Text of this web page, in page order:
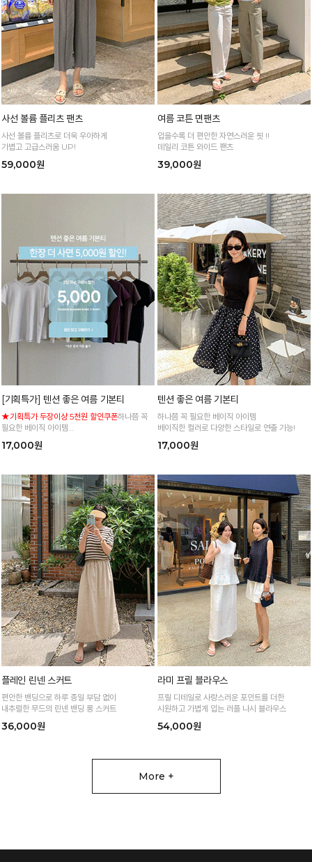
사선 볼륨 플리츠 팬츠
사선 볼륨 플리츠로 더욱 우아하게
가볍고 고급스러움 UP!
59,000원
여름 코튼 면팬츠
입을수록 더 편안한 자연스러운 핏 !!
데일리 코튼 와이드 팬츠
39,000원
[기획특가] 텐션 좋은 여름 기본티
★기획특가 두장이상 5천원 할인쿠폰하나쯤 꼭
필요한 베이직 아이템
베이직한 컬러로 다양한 스타일로 연출 가능!
17,000원
텐션 좋은 여름 기본티
하나쯤 꼭 필요한 베이직 아이템
베이직한 컬러로 다양한 스타일로 연출 가능!
17,000원
플레인 린넨 스커트
편안한 밴딩으로 하루 종일 부담 없이
내추럴한 무드의 린넨 밴딩 롱 스커트
36,000원
라미 프릴 블라우스
프릴 디테일로 사랑스러운 포인트를 더한
시원하고 가볍게 입는 러플 나시 블라우스
54,000원
More +